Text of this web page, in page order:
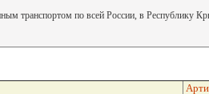
транспортом по всей России, в Республику